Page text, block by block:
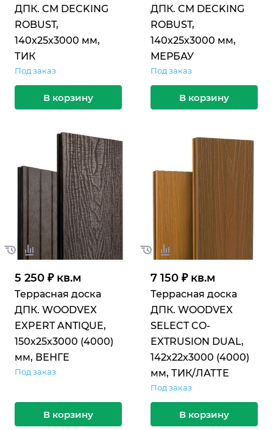
ДПК. CM DECKING
ROBUST,
140х25х3000 мм,
ТИК
Под заказ
В корзину
ДПК. CM DECKING
ROBUST,
140х25х3000 мм,
МЕРБАУ
Под заказ
В корзину
5 250 ₽ кв.м
Террасная доска
ДПК. WOODVEX
EXPERT ANTIQUE,
150х25х3000 (4000)
мм, ВЕНГЕ
Под заказ
В корзину
7 150 ₽ кв.м
Террасная доска
ДПК. WOODVEX
SELECT CO-
EXTRUSION DUAL,
142х22х3000 (4000)
мм, ТИК/ЛАТТЕ
Под заказ
В корзину